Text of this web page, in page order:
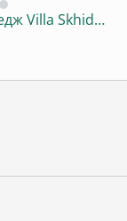
Котедж Villa Skhidnytsya 2